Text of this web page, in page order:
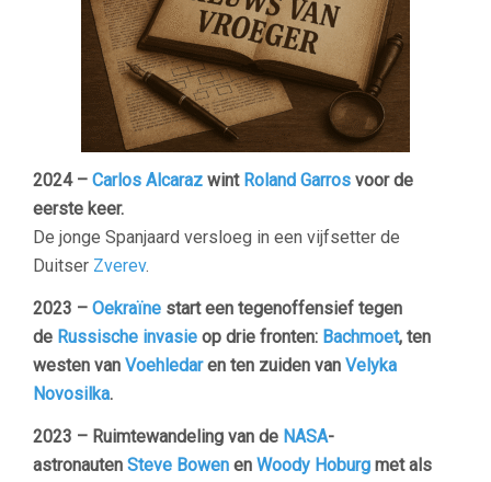
2024 – Carlos Alcaraz wint Roland Garros voor de
eerste keer.
De jonge Spanjaard versloeg in een vijfsetter de
Duitser Zverev.
2023 – Oekraïne start een tegenoffensief tegen
de Russische invasie op drie fronten: Bachmoet, ten
westen van Voehledaren ten zuiden van Velyka
Novosilka.
2023 – Ruimtewandeling van de NASA-
astronauten Steve Bowen en Woody Hoburg met als